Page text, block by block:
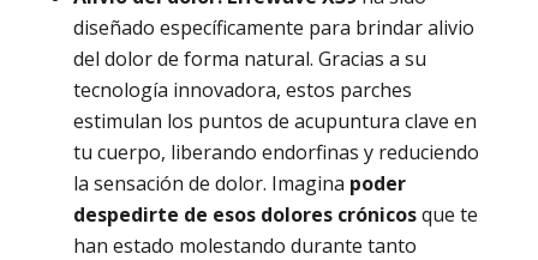
diseñado específicamente para brindar alivio
del dolor de forma natural. Gracias a su
tecnología innovadora, estos parches
estimulan los puntos de acupuntura clave en
tu cuerpo, liberando endorfinas y reduciendo
la sensación de dolor. Imagina poder
despedirte de esos dolores crónicosque te
han estado molestando durante tanto